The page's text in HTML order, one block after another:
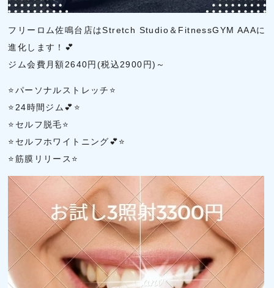
フリーロム佐鳴台店はStretch Studio＆FitnessGYM AAAに
進化します！💕
ジム会費月額2640円(税込2900円)～
⭐パーソナルストレッチ⭐
⭐24時間ジム💕⭐
⭐セルフ脱毛⭐
⭐セルフホワイトニング💕⭐
⭐筋膜リリース⭐